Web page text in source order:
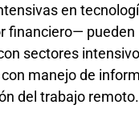
en
financiero—
sectores
manejo de
del trabajo remoto.